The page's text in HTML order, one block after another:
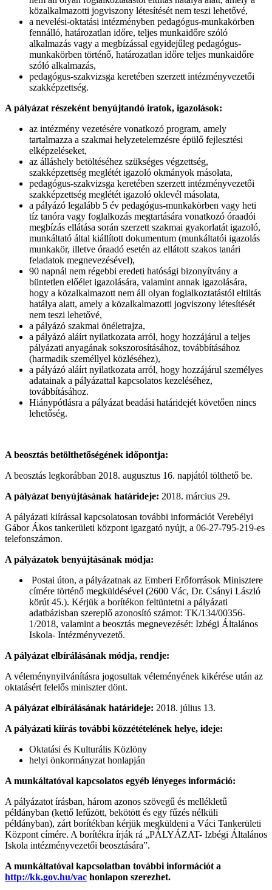
közalkalmazotti jogviszony létesítését nem teszi lehetővé,
a nevelési-oktatási intézményben pedagógus-munkakörben
fennálló, határozatlan időre, teljes munkaidőre szóló
alkalmazás vagy a megbízással egyidejűleg pedagógus-
munkakörben történő, határozatlan időre teljes munkaidőre
szóló alkalmazás,
pedagógus-szakvizsga keretében szerzett intézményvezetői
szakképzettség.
A pályázat részeként benyújtandó iratok, igazolások:
az intézmény vezetésére vonatkozó program, amely
tartalmazza a szakmai helyzetelemzésre épülő fejlesztési
elképzeléseket,
az álláshely betöltéséhez szükséges végzettség,
szakképzettség meglétét igazoló okmányok másolata,
pedagógus-szakvizsga keretében szerzett intézményvezetői
szakképzettség meglétét igazoló oklevél másolata,
a pályázó legalább 5 év pedagógus-munkakörben vagy heti
tíz tanóra vagy foglalkozás megtartására vonatkozó óraadói
megbízás ellátása során szerzett szakmai gyakorlatát igazoló,
munkáltató által kiállított dokumentum (munkáltatói igazolás
munkakör, illetve óraadó esetén az ellátott szakos tanári
feladatok megnevezésével),
90 napnál nem régebbi eredeti hatósági bizonyítvány a
büntetlen előélet igazolására, valamint annak igazolására,
hogy a közalkalmazott nem áll olyan foglalkoztatástól eltiltás
hatálya alatt, amely a közalkalmazotti jogviszony létesítését
nem teszi lehetővé,
a pályázó szakmai önéletrajza,
a pályázó aláírt nyilatkozata arról, hogy hozzájárul a teljes
pályázati anyagának sokszorosításához, továbbításához
(harmadik személlyel közléséhez),
a pályázó aláírt nyilatkozata arról, hogy hozzájárul személyes
adatainak a pályázattal kapcsolatos kezeléséhez,
továbbításához.
Hiánypótlásra a pályázat beadási határidejét követően nincs
lehetőség.
A beosztás betölthetőségének időpontja:
A beosztás legkorábban 2018. augusztus 16. napjától tölthető be.
A pályázat benyújtásának határideje: 2018. március 29.
A pályázati kiírással kapcsolatosan további információt Verebélyi
Gábor Ákos tankerületi központ igazgató nyújt, a 06-27-795-219-es
telefonszámon.
A pályázatok benyújtásának módja:
Postai úton, a pályázatnak az Emberi Erőforrások Minisztere
címére történő megküldésével (2600 Vác, Dr. Csányi László
körút 45.). Kérjük a borítékon feltüntetni a pályázati
adatbázisban szereplő azonosító számot: TK/134/00356-
1/2018, valamint a beosztás megnevezését: Izbégi Általános
Iskola- Intézményvezető.
A pályázat elbírálásának módja, rendje:
A véleménynyilvánításra jogosultak véleményének kikérése után az
oktatásért felelős miniszter dönt.
A pályázat elbírálásának határideje: 2018. július 13.
A pályázati kiírás további közzétételének helye, ideje:
Oktatási és Kulturális Közlöny
helyi önkormányzat honlapján
A munkáltatóval kapcsolatos egyéb lényeges információ:
A pályázatot írásban, három azonos szövegű és mellékletű
példányban (kettő lefűzött, bekötött és egy fűzés nélküli
példányban), zárt borítékban kérjük megküldeni a Váci Tankerületi
Központ címére. A borítékra írják rá „PÁLYÁZAT- Izbégi Általános
Iskola intézményvezetői beosztására”.
A munkáltatóval kapcsolatban további információt a
http://kk.gov.hu/vac honlapon szerezhet.